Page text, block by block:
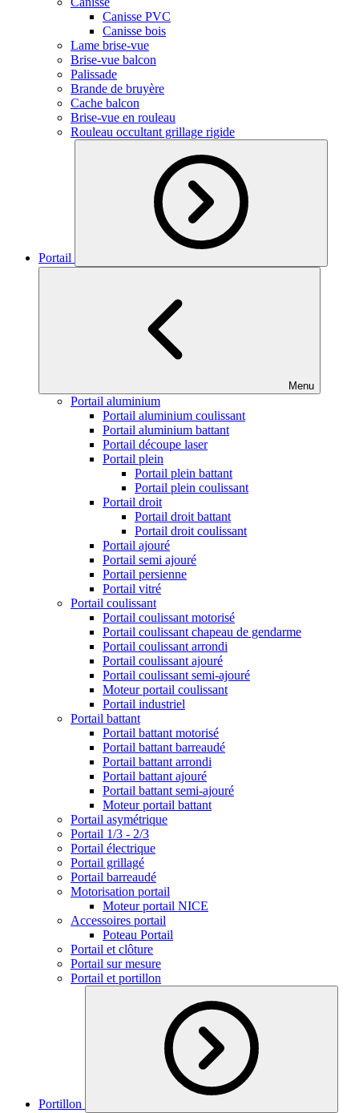
Canisse PVC
Canisse bois
Lame brise-vue
Brise-vue balcon
Palissade
Brande de bruyère
Cache balcon
Brise-vue en rouleau
Rouleau occultant grillage rigide
Portail
Menu
Portail aluminium
Portail aluminium coulissant
Portail aluminium battant
Portail découpe laser
Portail plein
Portail plein battant
Portail plein coulissant
Portail droit
Portail droit battant
Portail droit coulissant
Portail ajouré
Portail semi ajouré
Portail persienne
Portail vitré
Portail coulissant
Portail coulissant motorisé
Portail coulissant chapeau de gendarme
Portail coulissant arrondi
Portail coulissant ajouré
Portail coulissant semi-ajouré
Moteur portail coulissant
Portail industriel
Portail battant
Portail battant motorisé
Portail battant barreaudé
Portail battant arrondi
Portail battant ajouré
Portail battant semi-ajouré
Moteur portail battant
Portail asymétrique
Portail 1/3 - 2/3
Portail électrique
Portail grillagé
Portail barreaudé
Motorisation portail
Moteur portail NICE
Accessoires portail
Poteau Portail
Portail et clôture
Portail sur mesure
Portail et portillon
Portillon